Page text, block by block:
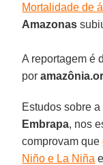
Mortalidade de
Amazonas
A reportagem é
por
Estudos sobre
Embrapa, nos
comprovam que
Niño e La Niña